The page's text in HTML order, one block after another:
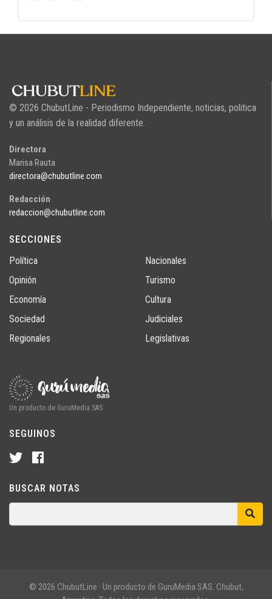
© 2026 ChubutLine - Periodismo Independiente, noticias, politica
y un análisis de la realidad diferente.
Directora
Marisa Rauta
directora@chubutline.com
Redacción
redaccion@chubutline.com
SECCIONES
Política
Opinión
Economía
Sociedad
Regionales
Nacionales
Turismo
Cultura
Judiciales
Legislativas
Un producto de GuruMedia SAS
SEGUINOS
BUSCAR NOTAS
© 2026 ChubutLine · Un producto de GuruMedia SAS. Chubut,